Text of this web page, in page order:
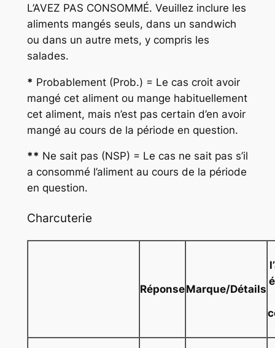
L’AVEZ PAS CONSOMMÉ. Veuillez inclure les
aliments mangés seuls, dans un sandwich
ou dans un autre mets, y compris les
salades.
* Probablement (Prob.) = Le cas croit avoir
mangé cet aliment ou mange habituellement
cet aliment, mais n’est pas certain d’en avoir
mangé au cours de la période en question.
** Ne sait pas (NSP) = Le cas ne sait pas s’il
a consommé l’aliment au cours de la période
en question.
Charcuterie
RéponseMarque/Détails